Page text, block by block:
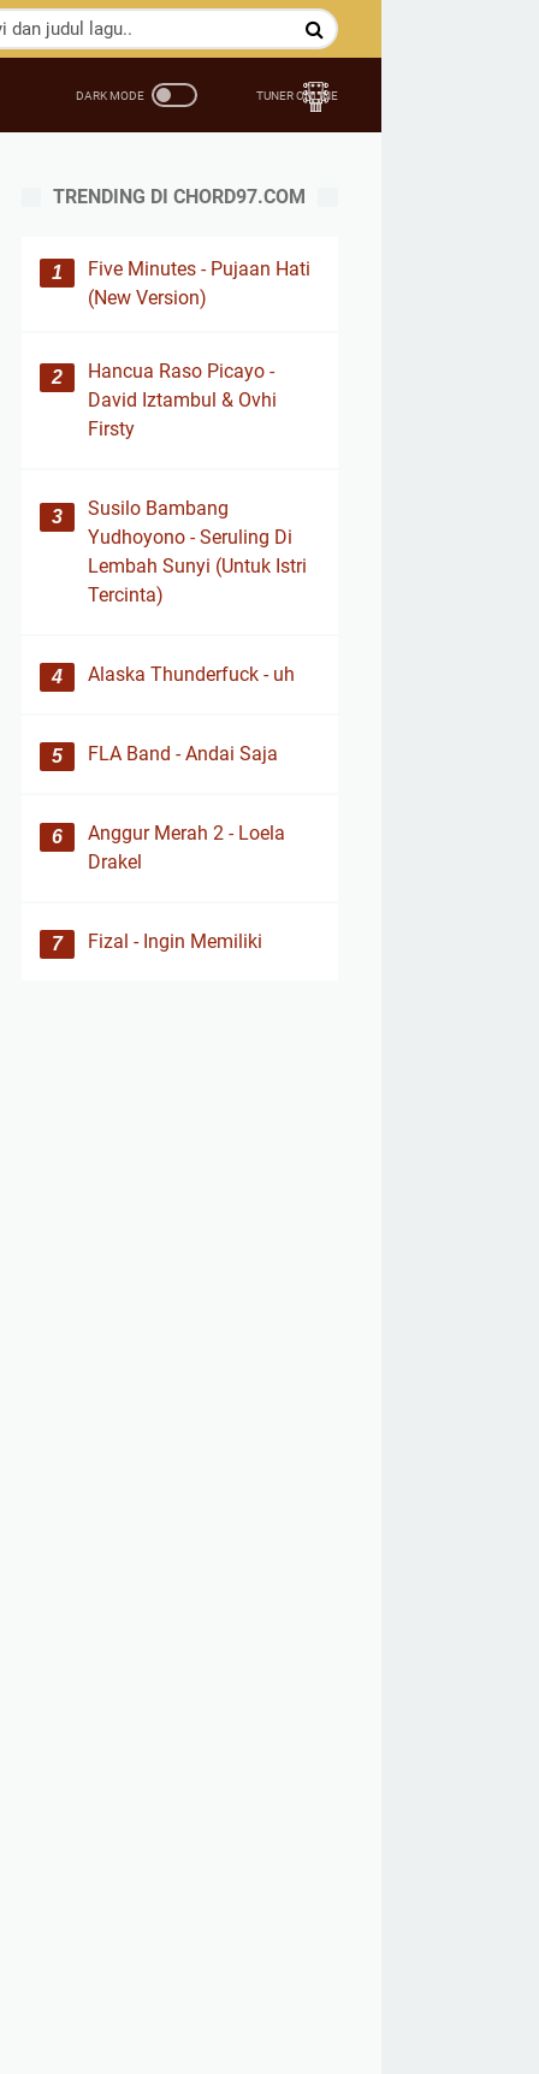
TRENDING DI CHORD97.COM
Five Minutes - Pujaan Hati
(New Version)
Hancua Raso Picayo -
David Iztambul & Ovhi
Firsty
Susilo Bambang
Yudhoyono - Seruling Di
Lembah Sunyi (Untuk Istri
Tercinta)
Alaska Thunderfuck - uh
FLA Band - Andai Saja
Anggur Merah 2 - Loela
Drakel
Fizal - Ingin Memiliki